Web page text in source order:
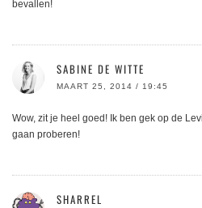
bevallen!
SABINE DE WITTE
MAART 25, 2014 / 19:45
Wow, zit je heel goed! Ik ben gek op de
gaan proberen!
SHARREL